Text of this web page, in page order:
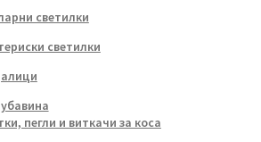
светилки
светилки
пегли и виткачи за коса